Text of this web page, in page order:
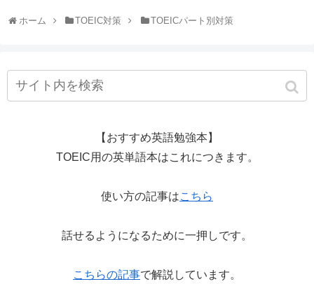
ホーム TOEIC対策 TOEICパート別対策
【おすすめ英語勉強本】
TOEIC用の英単語本はこれにつきます。
使い方の記事はこちら
話せるようになるために一押しです。
こちらの記事で解説しています。